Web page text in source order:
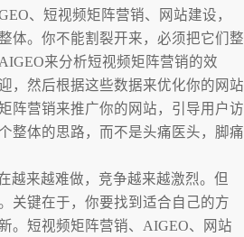
、短视频矩阵营销、网站建设，
体。你不能割裂开来，必须把它们整
来分析短视频矩阵营销的效
，然后根据这些数据来优化你的网站
阵营销来推广你的网站，引导用户访
整体的思路，而不是头痛医头，脚痛
越来越难做，竞争越来越激烈。但
关键在于，你要找到适合自己的方
。短视频矩阵营销、AIGEO、网站